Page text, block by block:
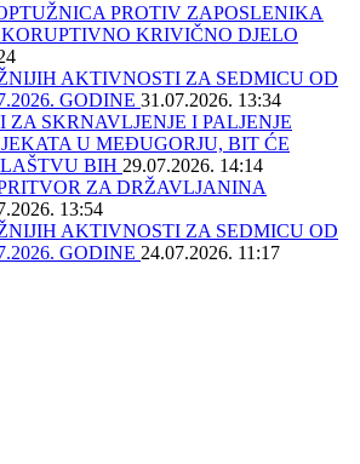
PROTIV ZAPOSLENIKA
KRIVIČNO DJELO
AKTIVNOSTI ZA SEDMICU OD
GODINE 31.07.2026. 13:34
ZA SKRNAVLJENJE I PALJENJE
U MEĐUGORJU, BIT ĆE
BIH 29.07.2026. 14:14
ZA DRŽAVLJANINA
13:54
AKTIVNOSTI ZA SEDMICU OD
GODINE 24.07.2026. 11:17